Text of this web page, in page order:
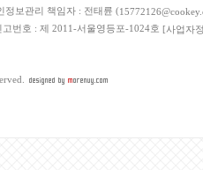
정보관리 책임자 : 전태륜 (
번호 : 제 2011-서울영등포-1024호 [사업자